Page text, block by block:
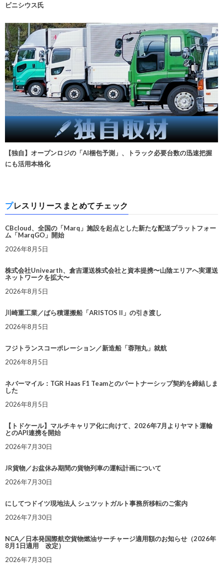
ビニシウス氏
【独自】オープンロジの「AI梱包予測」、トラック必要台数の迅速把握
にも活用本格化
プレスリリースまとめてチェック
CBcloud、全国の「Marq」施設を起点とした新たな配送プラットフォー
ム「MarqGO」開始
2026年8月5日
株式会社Univearth、倉吉運送株式会社と資本提携〜山陰エリアへ実運送
ネットワークを拡大〜
2026年8月5日
川崎重工業／ばら積運搬船「ARISTOS II」の引き渡し
2026年8月5日
フジトランスコーポレーション／新造船「蓉翔丸」就航
2026年8月5日
ネバーマイル：TGR Haas F1 Teamとのパートナーシップ契約を締結しま
した
2026年8月5日
【トドケール】マルチキャリア化に向けて、2026年7月よりヤマト運輸
とのAPI連携を開始
2026年7月30日
JR貨物／お盆休み期間の貨物列車の運転計画について
2026年7月30日
にしてつドイツ現地法人 シュツットガルト事務所移転のご案内
2026年7月30日
NCA／日本発国際航空貨物燃油サーチャージ適用額のお知らせ（2026年
8月1日適用 改定）
2026年7月30日